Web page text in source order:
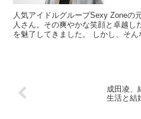
人気アイドルグループSexy Zoneの
人さん。その爽やかな笑顔と卓越し
を魅了してきました。 しかし、そ
成田凌、
生活と結